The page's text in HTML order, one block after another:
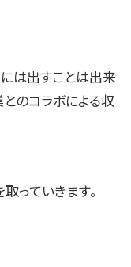
は出すことは出来
のコラボによる収
っていきます。